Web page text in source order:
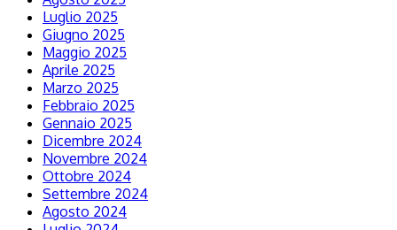
Luglio 2025
Giugno 2025
Maggio 2025
Aprile 2025
Marzo 2025
Febbraio 2025
Gennaio 2025
Dicembre 2024
Novembre 2024
Ottobre 2024
Settembre 2024
Agosto 2024